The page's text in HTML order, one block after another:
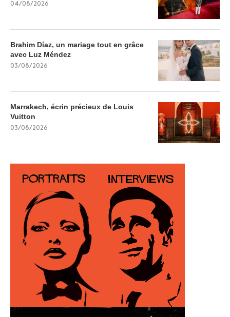
04/08/2026
Brahim Díaz, un mariage tout en grâce
avec Luz Méndez
03/08/2026
Marrakech, écrin précieux de Louis
Vuitton
03/08/2026